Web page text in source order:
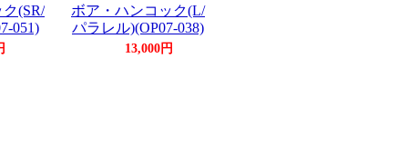
(SR/
051)
ボア・ハンコック(L/
パラレル)(OP07-038)
13,000円